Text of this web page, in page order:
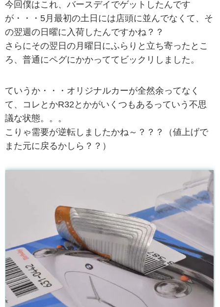
今回僕はこれ、バースデイでゲットしたんです
が・・・5月最初の土日には店頭に並んでなくて、そ
の翌週の日曜に入荷したんですかね？？
さらにその翌日の月曜日にふらりと立ち寄ったとこ
ろ、普通にペグにかかっててビックリしました。
ていうか・・・オリジナルカーが全然余ってなく
て、コレとかR32とかがいくつもあるっていう不思
議な状態。。。
こりゃ需要が逆転しましたかね～？？？（値上げで
また元に戻るかしら？？）